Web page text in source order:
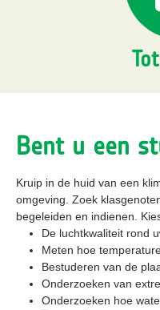
Bent u een
Kruip in de huid van een
omgeving. Zoek
begeleiden en indienen.
De luchtkwaliteit rond
Meten hoe
Bestuderen van de
Onderzoeken van
Onderzoeken hoe